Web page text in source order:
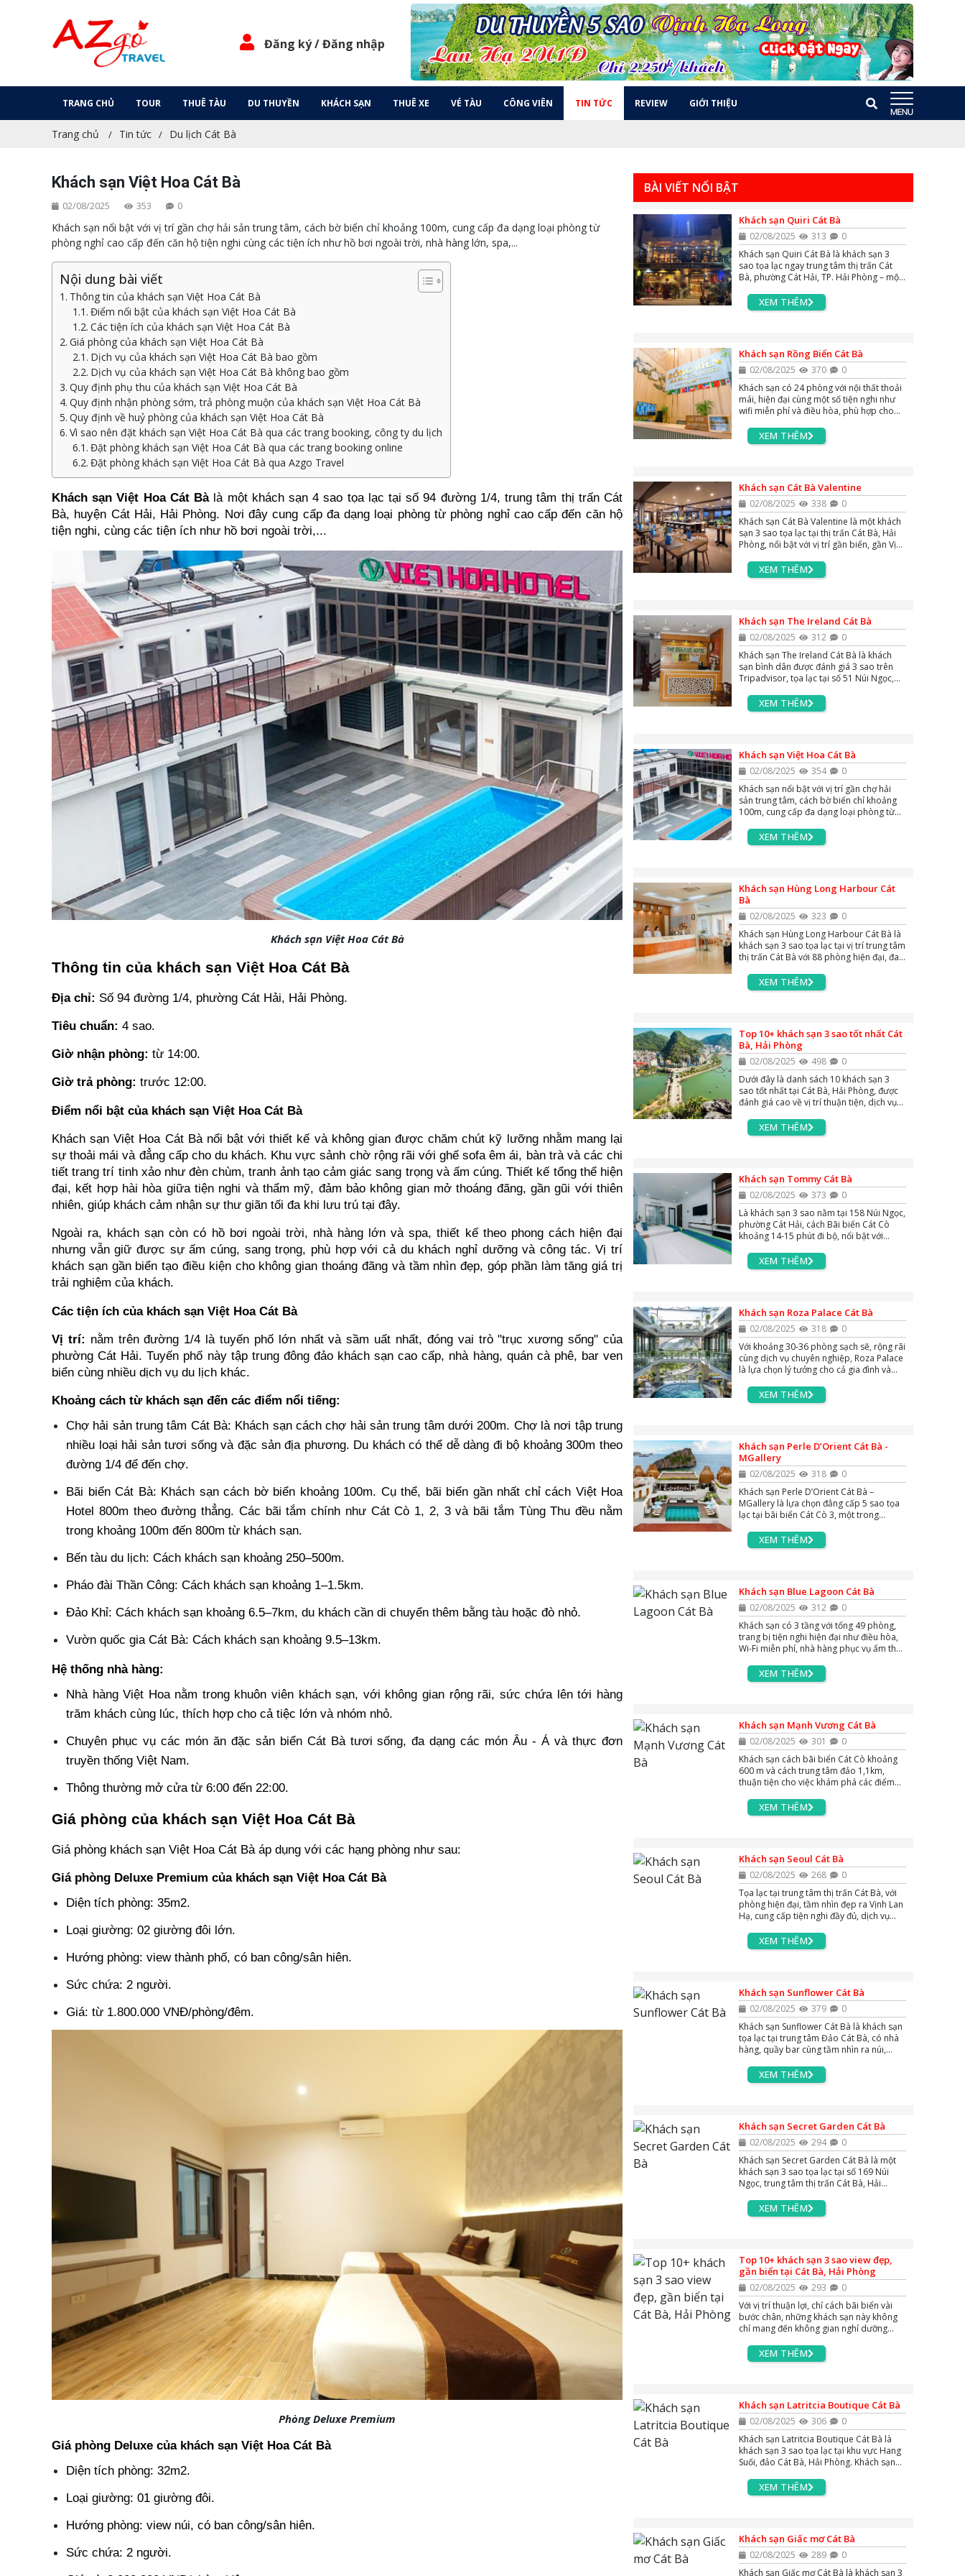
Đăng ký / Đăng nhập
TRANG CHỦ TOUR THUÊ TÀU DU THUYỀN KHÁCH SẠN THUÊ XE VÉ TÀU CÔNG VIÊN TIN TỨC REVIEW GIỚI THIỆU
Trang chủ Tin tức Du lịch Cát Bà
Khách sạn Việt Hoa Cát Bà
02/08/2025 353 0
Khách sạn nổi bật với vị trí gần chợ hải sản trung tâm, cách bờ biển chỉ khoảng 100m, cung cấp đa dạng loại phòng từ
phòng nghỉ cao cấp đến căn hộ tiện nghi cùng các tiện ích như hồ bơi ngoài trời, nhà hàng lớn, spa,...
Nội dung bài viết
Thông tin của khách sạn Việt Hoa Cát Bà
Điểm nổi bật của khách sạn Việt Hoa Cát Bà
Các tiện ích của khách sạn Việt Hoa Cát Bà
Giá phòng của khách sạn Việt Hoa Cát Bà
Dịch vụ của khách sạn Việt Hoa Cát Bà bao gồm
Dịch vụ của khách sạn Việt Hoa Cát Bà không bao gồm
Quy định phụ thu của khách sạn Việt Hoa Cát Bà
Quy định nhận phòng sớm, trả phòng muộn của khách sạn Việt Hoa Cát Bà
Quy định về huỷ phòng của khách sạn Việt Hoa Cát Bà
Vì sao nên đặt khách sạn Việt Hoa Cát Bà qua các trang booking, công ty du lịch
Đặt phòng khách sạn Việt Hoa Cát Bà qua các trang booking online
Đặt phòng khách sạn Việt Hoa Cát Bà qua Azgo Travel
Khách sạn Việt Hoa Cát Bà là một khách sạn 4 sao tọa lạc tại số 94 đường 1/4, trung tâm thị trấn Cát
Bà, huyện Cát Hải, Hải Phòng. Nơi đây cung cấp đa dạng loại phòng từ phòng nghỉ cao cấp đến căn hộ
tiện nghi, cùng các tiện ích như hồ bơi ngoài trời,...
Khách sạn Việt Hoa Cát Bà
Thông tin của khách sạn Việt Hoa Cát Bà
Địa chỉ: Số 94 đường 1/4, phường Cát Hải, Hải Phòng.
Tiêu chuẩn: 4 sao.
Giờ nhận phòng: từ 14:00.
Giờ trả phòng: trước 12:00.
Điểm nổi bật của khách sạn Việt Hoa Cát Bà
Khách sạn Việt Hoa Cát Bà nổi bật với thiết kế và không gian được chăm chút kỹ lưỡng nhằm mang lại
sự thoải mái và đẳng cấp cho du khách. Khu vực sảnh chờ rộng rãi với ghế sofa êm ái, bàn trà và các chi
tiết trang trí tinh xảo như đèn chùm, tranh ảnh tạo cảm giác sang trọng và ấm cúng. Thiết kế tổng thể hiện
đại, kết hợp hài hòa giữa tiện nghi và thẩm mỹ, đảm bảo không gian mở thoáng đãng, gần gũi với thiên
nhiên, giúp khách cảm nhận sự thư giãn tối đa khi lưu trú tại đây.
Ngoài ra, khách sạn còn có hồ bơi ngoài trời, nhà hàng lớn và spa, thiết kế theo phong cách hiện đại
nhưng vẫn giữ được sự ấm cúng, sang trọng, phù hợp với cả du khách nghỉ dưỡng và công tác. Vị trí
khách sạn gần biển tạo điều kiện cho không gian thoáng đãng và tầm nhìn đẹp, góp phần làm tăng giá trị
trải nghiệm của khách.
Các tiện ích của khách sạn Việt Hoa Cát Bà
Vị trí: nằm trên đường 1/4 là tuyến phố lớn nhất và sầm uất nhất, đóng vai trò "trục xương sống" của
phường Cát Hải. Tuyến phố này tập trung đông đảo khách sạn cao cấp, nhà hàng, quán cà phê, bar ven
biển cùng nhiều dịch vụ du lịch khác.
Khoảng cách từ khách sạn đến các điểm nổi tiếng:
Chợ hải sản trung tâm Cát Bà: Khách sạn cách chợ hải sản trung tâm dưới 200m. Chợ là nơi tập trung
nhiều loại hải sản tươi sống và đặc sản địa phương. Du khách có thể dễ dàng đi bộ khoảng 300m theo
đường 1/4 để đến chợ.
Bãi biển Cát Bà: Khách sạn cách bờ biển khoảng 100m. Cụ thể, bãi biển gần nhất chỉ cách Việt Hoa
Hotel 800m theo đường thẳng. Các bãi tắm chính như Cát Cò 1, 2, 3 và bãi tắm Tùng Thu đều nằm
trong khoảng 100m đến 800m từ khách sạn.
Bến tàu du lịch: Cách khách sạn khoảng 250–500m.
Pháo đài Thần Công: Cách khách sạn khoảng 1–1.5km.
Đảo Khỉ: Cách khách sạn khoảng 6.5–7km, du khách cần di chuyển thêm bằng tàu hoặc đò nhỏ.
Vườn quốc gia Cát Bà: Cách khách sạn khoảng 9.5–13km.
Hệ thống nhà hàng:
Nhà hàng Việt Hoa nằm trong khuôn viên khách sạn, với không gian rộng rãi, sức chứa lên tới hàng
trăm khách cùng lúc, thích hợp cho cả tiệc lớn và nhóm nhỏ.
Chuyên phục vụ các món ăn đặc sản biển Cát Bà tươi sống, đa dạng các món Âu - Á và thực đơn
truyền thống Việt Nam.
Thông thường mở cửa từ 6:00 đến 22:00.
Giá phòng của khách sạn Việt Hoa Cát Bà
Giá phòng khách sạn Việt Hoa Cát Bà áp dụng với các hạng phòng như sau:
Giá phòng Deluxe Premium của khách sạn Việt Hoa Cát Bà
Diện tích phòng: 35m2.
Loại giường: 02 giường đôi lớn.
Hướng phòng: view thành phố, có ban công/sân hiên.
Sức chứa: 2 người.
Giá: từ 1.800.000 VNĐ/phòng/đêm.
Phòng Deluxe Premium
Giá phòng Deluxe của khách sạn Việt Hoa Cát Bà
Diện tích phòng: 32m2.
Loại giường: 01 giường đôi.
Hướng phòng: view núi, có ban công/sân hiên.
Sức chứa: 2 người.
BÀI VIẾT NỔI BẬT
Khách sạn Quiri Cát Bà
02/08/2025 313
0
Khách sạn Quiri Cát Bà là khách sạn 3
sao tọa lạc ngay trung tâm thị trấn Cát
Bà, phường Cát Hải, TP. Hải Phòng – một
miền Bắc.
XEM THÊM
Khách sạn Rồng Biển Cát Bà
02/08/2025 370
0
Khách sạn có 24 phòng với nội thất thoải
mái, hiện đại cùng một số tiện nghi như
wifi miễn phí và điều hòa, phù hợp cho
chịu khi tham quan đảo Cát Bà.
XEM THÊM
Khách sạn Cát Bà Valentine
02/08/2025 338
0
Khách sạn Cát Bà Valentine là một khách
sạn 3 sao tọa lạc tại thị trấn Cát Bà, Hải
Phòng, nổi bật với vị trí gần biển, gần Vịnh
quốc gia Cát Bà,...
XEM THÊM
Khách sạn The Ireland Cát Bà
02/08/2025 312
0
Khách sạn The Ireland Cát Bà là khách
sạn bình dân được đánh giá 3 sao trên
Tripadvisor, tọa lạc tại số 51 Núi Ngọc,
gần Vịnh Lan Hạ, đảo Khỉ và chợ trung
tâm, thích hợp cho du khách khám phá
XEM THÊM
Khách sạn Việt Hoa Cát Bà
02/08/2025 354
0
Khách sạn nổi bật với vị trí gần chợ hải
sản trung tâm, cách bờ biển chỉ khoảng
100m, cung cấp đa dạng loại phòng từ
cùng các tiện ích như hồ bơi ngoài trời,
nhà hàng lớn, spa,...
XEM THÊM
Khách sạn Hùng Long Harbour Cát
Bà
02/08/2025 323
0
Khách sạn Hùng Long Harbour Cát Bà là
khách sạn 3 sao tọa lạc tại vị trí trung tâm
thị trấn Cát Bà với 88 phòng hiện đại, đa
vịnh Lan Hạ, chỉ cách bãi tắm Cát Cò 1 và
Cát Cò 3 trong vài phút đi bộ.
XEM THÊM
Top 10+ khách sạn 3 sao tốt nhất Cát
Bà, Hải Phòng
02/08/2025 498
0
Dưới đây là danh sách 10 khách sạn 3
sao tốt nhất tại Cát Bà, Hải Phòng, được
đánh giá cao về vị trí thuận tiện, dịch vụ
cả gia đình và nhóm bạn.
XEM THÊM
Khách sạn Tommy Cát Bà
02/08/2025 373
0
Là khách sạn 3 sao nằm tại 158 Núi Ngọc,
phường Cát Hải, cách Bãi biển Cát Cò
khoảng 14-15 phút đi bộ, nổi bật với
đại và dịch vụ thân thiện.
XEM THÊM
Khách sạn Roza Palace Cát Bà
02/08/2025 318
0
Với khoảng 30-36 phòng sạch sẽ, rộng rãi
cùng dịch vụ chuyên nghiệp, Roza Palace
là lựa chọn lý tưởng cho cả gia đình và
XEM THÊM
Khách sạn Perle D’Orient Cát Bà -
MGallery
02/08/2025 318
0
Khách sạn Perle D’Orient Cát Bà –
MGallery là lựa chọn đẳng cấp 5 sao tọa
lạc tại bãi biển Cát Cò 3, một trong
XEM THÊM
Khách sạn Blue Lagoon Cát Bà
02/08/2025 312
0
Khách sạn có 3 tầng với tổng 49 phòng,
trang bị tiện nghi hiện đại như điều hòa,
Wi-Fi miễn phí, nhà hàng phục vụ ẩm thực
XEM THÊM
Khách sạn Mạnh Vương Cát Bà
02/08/2025 301
0
Khách sạn cách bãi biển Cát Cò khoảng
600 m và cách trung tâm đảo 1,1km,
thuận tiện cho việc khám phá các điểm
XEM THÊM
Khách sạn Seoul Cát Bà
02/08/2025 268
0
Tọa lạc tại trung tâm thị trấn Cát Bà, với
phòng hiện đại, tầm nhìn đẹp ra Vịnh Lan
Hạ, cung cấp tiện nghi đầy đủ, dịch vụ
cho khách tham quan các điểm du lịch
nổi tiếng trên đảo.
XEM THÊM
Khách sạn Sunflower Cát Bà
02/08/2025 379
0
Khách sạn Sunflower Cát Bà là khách sạn
tọa lạc tại trung tâm Đảo Cát Bà, có nhà
hàng, quầy bar cùng tầm nhìn ra núi,
bộ và gần nhiều điểm du lịch nổi bật như
Cannon Fort.
XEM THÊM
Khách sạn Secret Garden Cát Bà
02/08/2025 294
0
Khách sạn Secret Garden Cát Bà là một
khách sạn 3 sao tọa lạc tại số 169 Núi
Ngọc, trung tâm thị trấn Cát Bà, Hải
Bãi biển Cát Cò, chợ Cát Bà, bến tàu cao
tốc, Pháo đài Thần Công, Vịnh Lan Hạ và
XEM THÊM
Top 10+ khách sạn 3 sao view đẹp,
gần biển tại Cát Bà, Hải Phòng
02/08/2025 293
0
Với vị trí thuận lợi, chỉ cách bãi biển vài
bước chân, những khách sạn này không
chỉ mang đến không gian nghỉ dưỡng
hưởng cảnh biển xanh mát và không khí
trong lành. Hãy cùng khám phá top 10+
XEM THÊM
Khách sạn Latritcia Boutique Cát Bà
02/08/2025 306
0
Khách sạn Latritcia Boutique Cát Bà là
khách sạn 3 sao tọa lạc tại khu vực Hang
Suối, đảo Cát Bà, Hải Phòng. Khách sạn
nghỉ dưỡng hiện đại, mang đến sự thoải
mái đẳng cấp cho du khách.
XEM THÊM
Khách sạn Giấc mơ Cát Bà
02/08/2025 289
0
Khách sạn Giấc mơ Cát Bà là khách sạn 3